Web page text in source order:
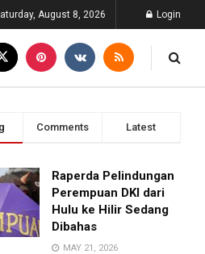
August 8, 2026 Login
Comments Latest
Raperda Pelindungan
Perempuan DKI dari
Hulu ke Hilir Sedang
Dibahas
MAY 21, 2026